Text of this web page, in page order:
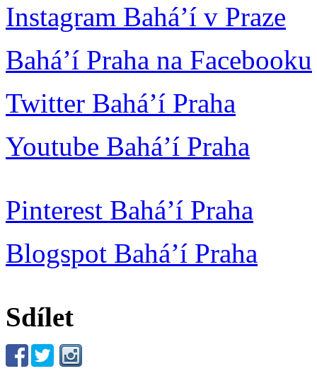
Instagram Bahá’í v Praze
Bahá’í Praha na Facebooku
Twitter Bahá’í Praha
Youtube Bahá’í Praha
Pinterest Bahá’í Praha
Blogspot Bahá’í Praha
Sdílet